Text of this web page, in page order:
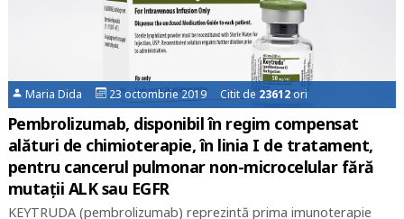
Maria Dida 23 octombrie 2019 Citit de 23612ori
Pembrolizumab, disponibil în regim compensat
alături de chimioterapie, în linia I de tratament,
pentru cancerul pulmonar non-microcelular fără
mutații ALK sau EGFR
KEYTRUDA (pembrolizumab) reprezintă prima imunoterapie